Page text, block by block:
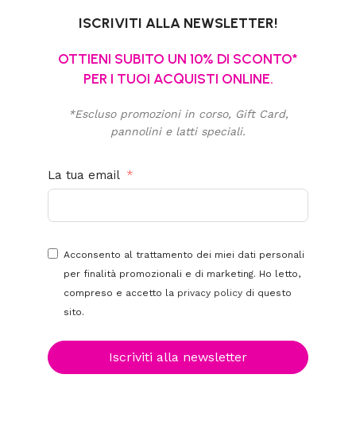
ISCRIVITI ALLA NEWSLETTER!
OTTIENI SUBITO UN 10% DI SCONTO*
PER I TUOI ACQUISTI ONLINE.
*Escluso promozioni in corso, Gift Card,
pannolini e latti speciali.
La tua email
Acconsento al trattamento dei miei dati personali
per finalità promozionali e di marketing. Ho letto,
compreso e accetto la privacy policy di questo
sito.
Iscriviti alla newsletter